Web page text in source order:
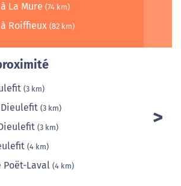
à La Mure (74 km)
à Roiffieux (82 km)
(3 km)
(3 km)
(3 km)
(4 km)
Poët-Laval (4 km)